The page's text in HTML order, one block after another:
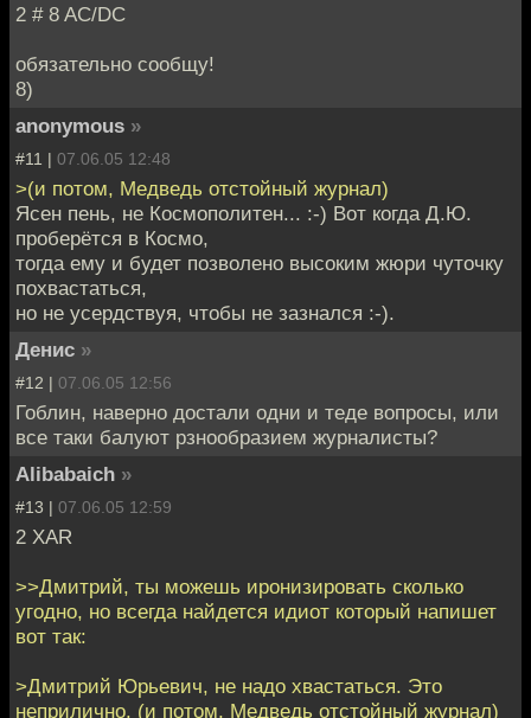
2 # 8 AC/DC
обязательно сообщу!
8)
anonymous »
#11 | 07.06.05 12:48
>(и потом, Медведь отстойный журнал)
Ясен пень, не Космополитен... :-) Вот когда Д.Ю.
проберётся в Космо,
тогда ему и будет позволено высоким жюри чуточку
похвастаться,
но не усердствуя, чтобы не зазнался :-).
Денис »
#12 | 07.06.05 12:56
Гоблин, наверно достали одни и теде вопросы, или
все таки балуют рзнообразием журналисты?
Alibabaich »
#13 | 07.06.05 12:59
2 XAR
>>Дмитрий, ты можешь иронизировать сколько
угодно, но всегда найдется идиот который напишет
вот так:
>Дмитрий Юрьевич, не надо хвастаться. Это
неприлично. (и потом, Медведь отстойный журнал)